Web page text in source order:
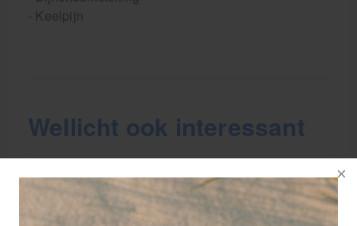
- Keelpijn
Wellicht ook interessant